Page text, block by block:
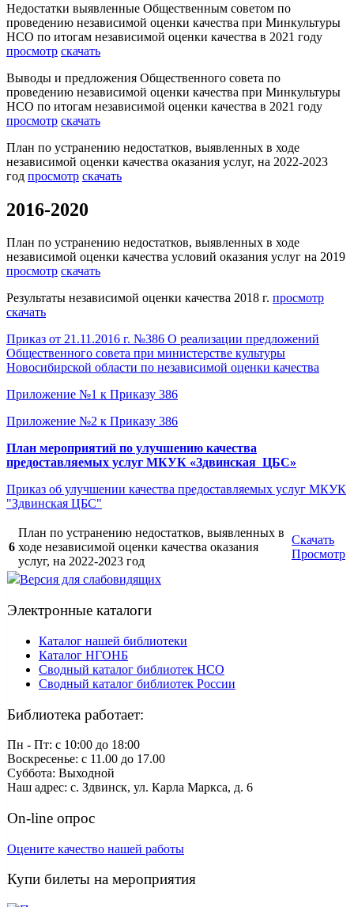
Недостатки выявленные Общественным советом по
проведению независимой оценки качества при Минкультуры
НСО по итогам независимой оценки качества в 2021 году
просмотр скачать
Выводы и предложения Общественного совета по
проведению независимой оценки качества при Минкультуры
НСО по итогам независимой оценки качества в 2021 году
просмотр скачать
План по устранению недостатков, выявленных в ходе
независимой оценки качества оказания услуг, на 2022-2023
год просмотр скачать
2016-2020
План по устранению недостатков, выявленных в ходе
независимой оценки качества условий оказания услуг на 2019
просмотр скачать
Результаты независимой оценки качества 2018 г. просмотр
скачать
Приказ от 21.11.2016 г. №386 О реализации предложений
Общественного совета при министерстве культуры
Новосибирской области по независимой оценки качества
Приложение №1 к Приказу 386
Приложение №2 к Приказу 386
План мероприятий по улучшению качества
предоставляемых услуг МКУК «Здвинская ЦБС»
Приказ об улучшении качества предоставляемых услуг МКУК
"Здвинская ЦБС"
6
План по устранению недостатков, выявленных в
ходе независимой оценки качества оказания
услуг, на 2022-2023 год
Скачать
Просмотр
Версия для слабовидящих
Электронные каталоги
Каталог нашей библиотеки
Каталог НГОНБ
Сводный каталог библиотек НСО
Сводный каталог библиотек России
Библиотека работает:
Пн - Пт: c 10:00 до 18:00
Воскресенье: с 11.00 до 17.00
Суббота: Выходной
Наш адрес: с. Здвинск, ул. Карла Маркса, д. 6
On-line опрос
Оцените качество нашей работы
Купи билеты на мероприятия